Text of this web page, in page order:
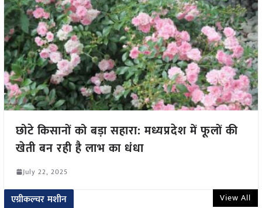
छोटे किसानों को बड़ा सहारा: मध्यप्रदेश में फूलों की
खेती बन रही है लाभ का धंधा
July 22, 2025
एग्रीकल्चर मशीन View All